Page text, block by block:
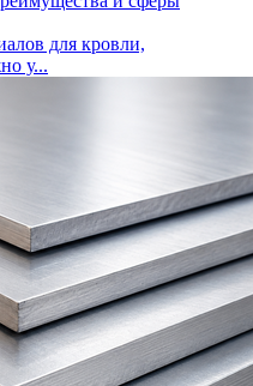
для кровли,
у...